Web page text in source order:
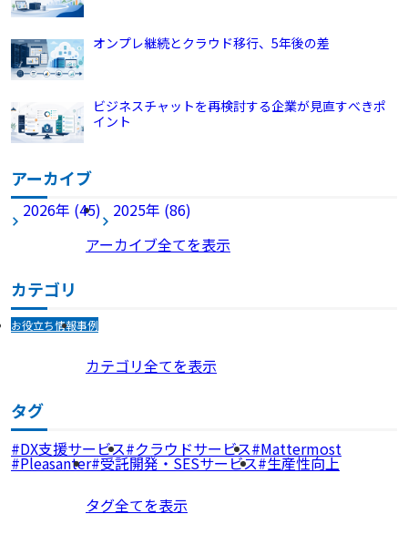
オンプレ継続とクラウド移行、5年後の差
ビジネスチャットを再検討する企業が見直すべきポ
イント
アーカイブ
2026年 (45)
2025年 (86)
アーカイブ全てを表示
カテゴリ
お役立ち情報事例
カテゴリ全てを表示
タグ
DX支援サービス クラウドサービス Mattermost
Pleasanter 受託開発・SESサービス 生産性向上
タグ全てを表示